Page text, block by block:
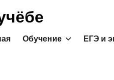
Обучение ЕГЭ и